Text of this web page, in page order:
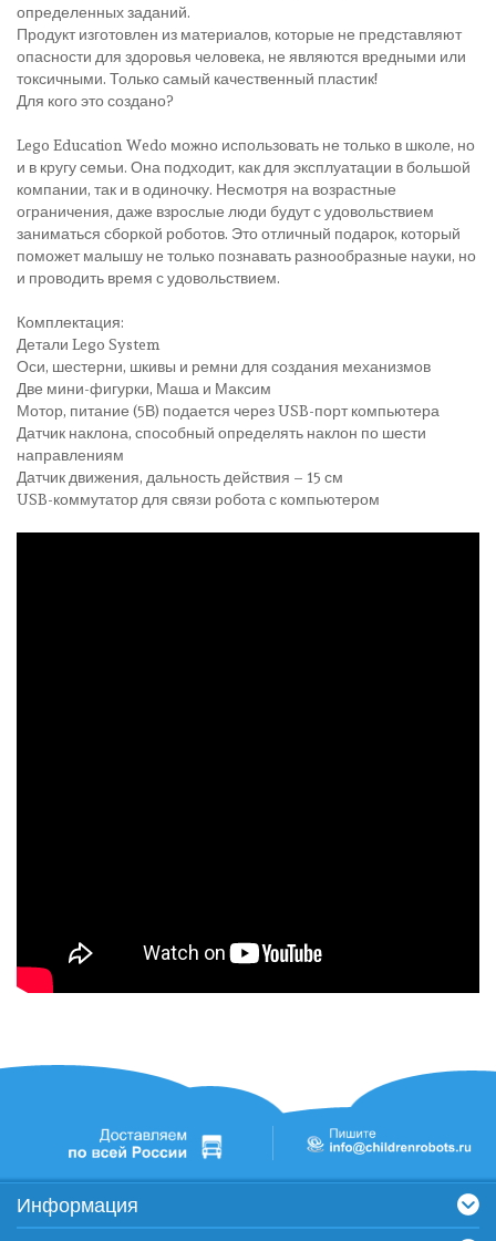
определенных заданий.
Продукт изготовлен из материалов, которые не представляют
опасности для здоровья человека, не являются вредными или
токсичными. Только самый качественный пластик!
Для кого это создано?
Lego Education Wedo можно использовать не только в школе, но
и в кругу семьи. Она подходит, как для эксплуатации в большой
компании, так и в одиночку. Несмотря на возрастные
ограничения, даже взрослые люди будут с удовольствием
заниматься сборкой роботов. Это отличный подарок, который
поможет малышу не только познавать разнообразные науки, но
и проводить время с удовольствием.
Комплектация:
Детали Lego System
Оси, шестерни, шкивы и ремни для создания механизмов
Две мини-фигурки, Маша и Максим
Мотор, питание (5В) подается через USB-порт компьютера
Датчик наклона, способный определять наклон по шести
направлениям
Датчик движения, дальность действия – 15 см
USB-коммутатор для связи робота с компьютером
Информация